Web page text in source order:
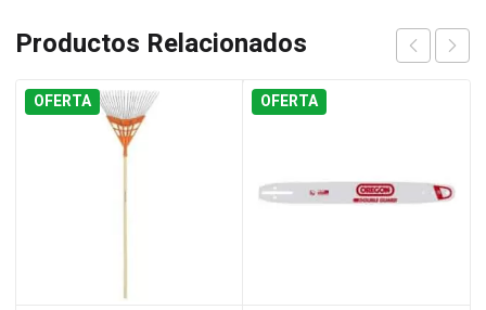
Productos Relacionados
OFERTA OFERTA